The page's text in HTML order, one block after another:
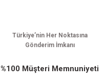
Türkiye’nin Her Noktasına
Gönderim İmkanı
%100 Müşteri Memnuniyeti